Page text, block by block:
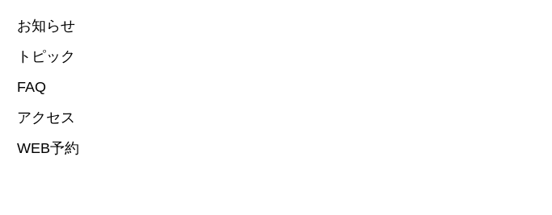
お知らせ
トピック
FAQ
アクセス
WEB予約